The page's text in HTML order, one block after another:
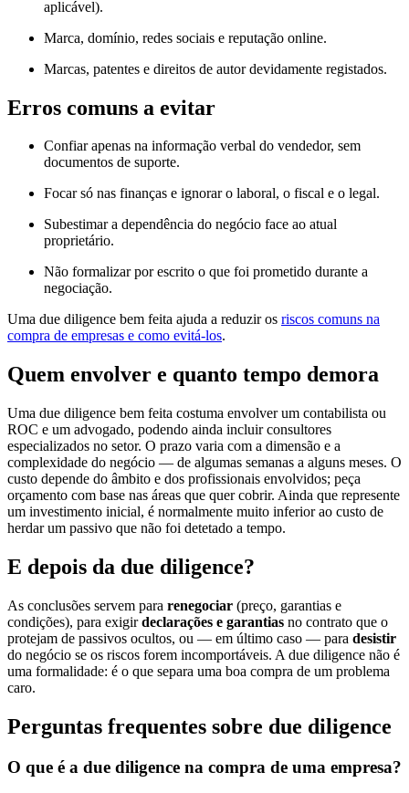
aplicável).
Marca, domínio, redes sociais e reputação online.
Marcas, patentes e direitos de autor devidamente registados.
Erros comuns a evitar
Confiar apenas na informação verbal do vendedor, sem
documentos de suporte.
Focar só nas finanças e ignorar o laboral, o fiscal e o legal.
Subestimar a dependência do negócio face ao atual
proprietário.
Não formalizar por escrito o que foi prometido durante a
negociação.
Uma due diligence bem feita ajuda a reduzir os riscos comuns na
compra de empresas e como evitá-los.
Quem envolver e quanto tempo demora
Uma due diligence bem feita costuma envolver um contabilista ou
ROC e um advogado, podendo ainda incluir consultores
especializados no setor. O prazo varia com a dimensão e a
complexidade do negócio — de algumas semanas a alguns meses. O
custo depende do âmbito e dos profissionais envolvidos; peça
orçamento com base nas áreas que quer cobrir. Ainda que represente
um investimento inicial, é normalmente muito inferior ao custo de
herdar um passivo que não foi detetado a tempo.
E depois da due diligence?
As conclusões servem para renegociar (preço, garantias e
condições), para exigirdeclarações e garantias no contrato que o
protejam de passivos ocultos, ou — em último caso — para desistir
do negócio se os riscos forem incomportáveis. A due diligence não é
uma formalidade: é o que separa uma boa compra de um problema
caro.
Perguntas frequentes sobre due diligence
O que é a due diligence na compra de uma empresa?